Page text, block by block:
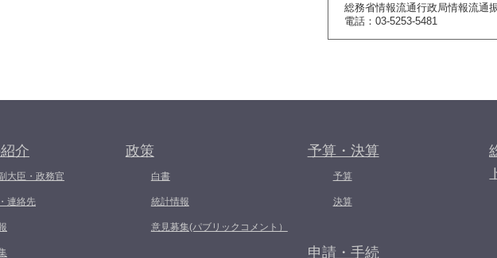
総務省情報流通行政局情報流通
電話：03-5253-5481
介
大臣・政務官
連絡先
政策
白書
統計情報
意見募集(パブリックコメント）
予算・決算
予算
決算
申請・手続